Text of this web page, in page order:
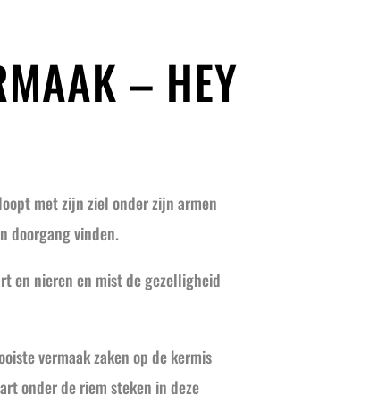
– HEY
met zijn ziel onder zijn armen
doorgang vinden.
en nieren en mist de gezelligheid
vermaak zaken op de kermis
onder de riem steken in deze